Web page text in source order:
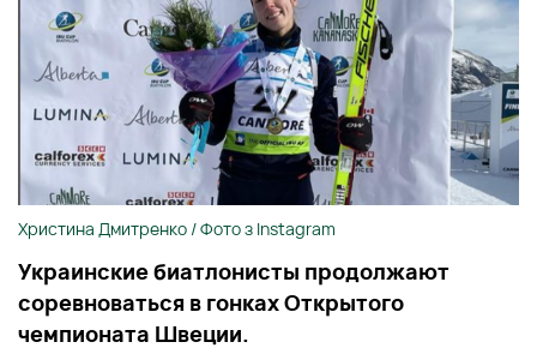
Христина Дмитренко / Фото з Instagram
Украинские биатлонисты продолжают
соревноваться в гонках Открытого
чемпионата Швеции.